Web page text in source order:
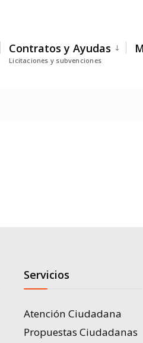
Contratos y Ayudas
Licitaciones y subvenciones
Servicios
Atención Ciudadana
Propuestas Ciudadanas